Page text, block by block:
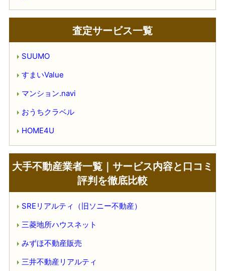
査定サービス一覧
SUUMO
すまいValue
マンション.navi
おうちクラベル
HOME4U
大手不動産業者一覧｜サービス内容と口コミ
評判を徹底比較
SREリアルティ（旧ソニー不動産）
三菱地所ハウスネット
みずほ不動産販売
三井不動産リアルティ